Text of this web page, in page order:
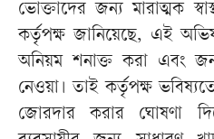
ভোক্তাদের জন্য মারাত্মক
কর্তৃপক্ষ জানিয়েছে, এই
অনিয়ম শনাক্ত করা এবং
নেওয়া। তাই কর্তৃপক্ষ
জোরদার করার ঘোষণা